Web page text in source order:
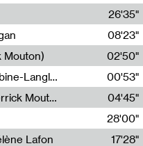
26'35"
08'23"
Mouton)
02'50"
Dans la nuit les nuages - Théo Robine-Langlois
00'53"
Bathi Diabaye - Tambacounda (Pierrick Mouton)
04'45"
28'00"
Lafon
17'28"